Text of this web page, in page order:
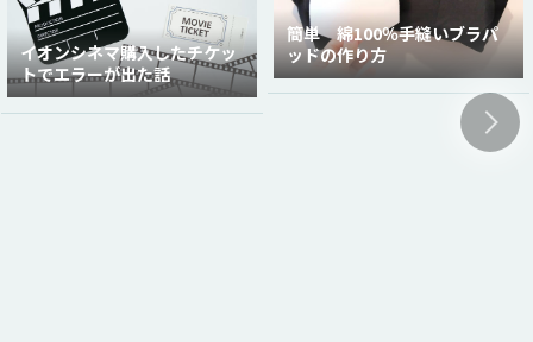
イオンシネマ購入したチケッ
トでエラーが出た話
簡単 綿100％手縫いブラパ
ッドの作り方